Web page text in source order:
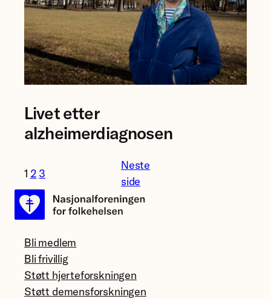
Anna
Elisabeth
Livet etter
alzheimerdiagnosen
1 2 3
Neste
side
Bli medlem
Bli frivillig
Støtt hjerteforskningen
Støtt demensforskningen